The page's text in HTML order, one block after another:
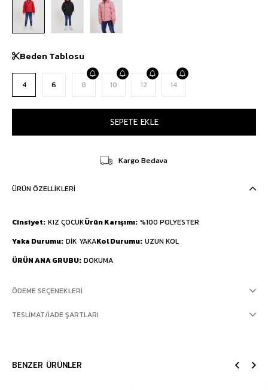
Beden Tablosu
4 6 8 10 12 14
Kargo Bedava
ÜRÜN ÖZELLIKLERI
Cinsiyet KIZ ÇOCUKÜrün Karışımı %100 POLYESTER
Yaka Durumu DİK YAKAKol Durumu UZUN KOL
ÜRÜN ANA GRUBU DOKUMA
ÖDEME SEÇENEKLERI
TESLIMAT/İADE ŞARTLARI
BENZER ÜRÜNLER